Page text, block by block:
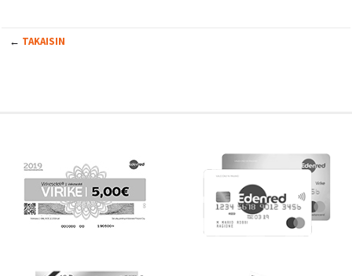
← TAKAISIN